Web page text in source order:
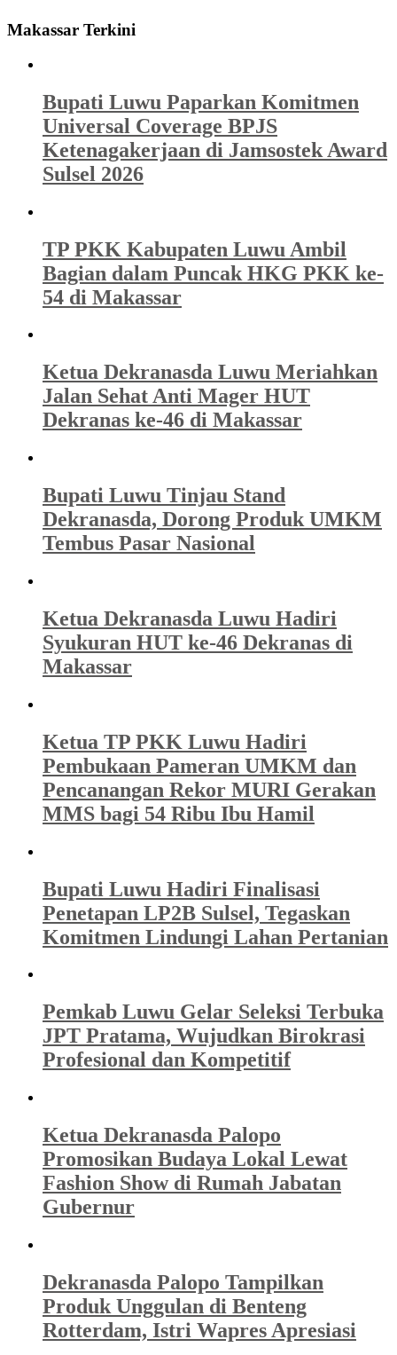
Makassar Terkini
Bupati Luwu Paparkan Komitmen
Universal Coverage BPJS
Ketenagakerjaan di Jamsostek Award
Sulsel 2026
TP PKK Kabupaten Luwu Ambil
Bagian dalam Puncak HKG PKK ke-
54 di Makassar
Ketua Dekranasda Luwu Meriahkan
Jalan Sehat Anti Mager HUT
Dekranas ke-46 di Makassar
Bupati Luwu Tinjau Stand
Dekranasda, Dorong Produk UMKM
Tembus Pasar Nasional
Ketua Dekranasda Luwu Hadiri
Syukuran HUT ke-46 Dekranas di
Makassar
Ketua TP PKK Luwu Hadiri
Pembukaan Pameran UMKM dan
Pencanangan Rekor MURI Gerakan
MMS bagi 54 Ribu Ibu Hamil
Bupati Luwu Hadiri Finalisasi
Penetapan LP2B Sulsel, Tegaskan
Komitmen Lindungi Lahan Pertanian
Pemkab Luwu Gelar Seleksi Terbuka
JPT Pratama, Wujudkan Birokrasi
Profesional dan Kompetitif
Ketua Dekranasda Palopo
Promosikan Budaya Lokal Lewat
Fashion Show di Rumah Jabatan
Gubernur
Dekranasda Palopo Tampilkan
Produk Unggulan di Benteng
Rotterdam, Istri Wapres Apresiasi